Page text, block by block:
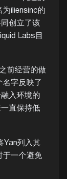
iliensinc的
创立了该
Labs目
前经营的做
字反映了
入环境的
直保持低
Yan列入其
于一个避免